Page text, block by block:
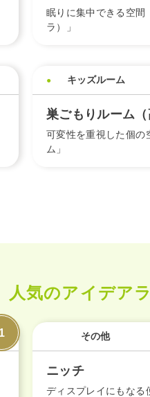
眠りに集中できる空間
ラ）」
キッズルーム
巣ごもりルーム（
可変性を重視した個の
ム」
人気のアイデア
その他
ニッチ
ディスプレイにもなる